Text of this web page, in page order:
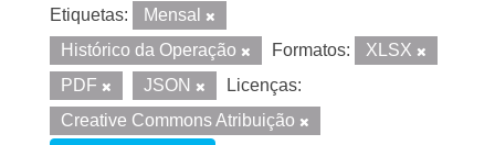
Etiquetas:
Mensal
Histórico da Operação
Formatos:
XLSX
PDF
JSON
Licenças:
Creative Commons Atribuição